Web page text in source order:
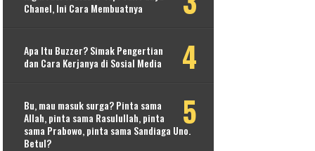
Chanel, Ini Cara Membuatnya
Apa Itu Buzzer? Simak Pengertian
dan Cara Kerjanya di Sosial Media
Bu, mau masuk surga? Pinta sama
Allah, pinta sama Rasulullah, pinta
sama Prabowo, pinta sama Sandiaga Uno.
Betul?